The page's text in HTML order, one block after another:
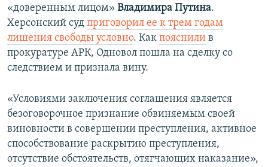
«доверенным лицом» Владимира Путина.
Херсонский суд приговорил ее к трем годам
лишения свободы условно. Как пояснили в
прокуратуре АРК, Одновол пошла на сделку со
следствием и признала вину.
«Условиями заключения соглашения является
безоговорочное признание обвиняемым своей
виновности в совершении преступления, активное
способствование раскрытию преступления,
отсутствие обстоятельств, отягчающих наказание»,